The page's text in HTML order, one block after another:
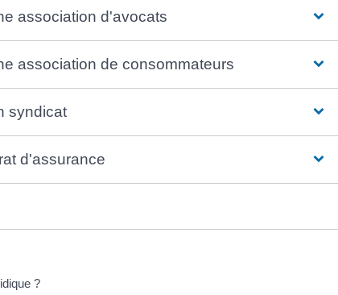
association d'avocats
association de consommateurs
syndicat
d'assurance
?